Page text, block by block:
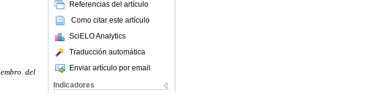
Referencias del artículo
Como citar este artículo
SciELO Analytics
Traducción automática
Enviar artículo por email
Indicadores
del